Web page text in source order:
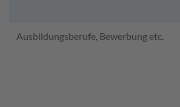
Ausbildungsberufe, Bewerbung etc.